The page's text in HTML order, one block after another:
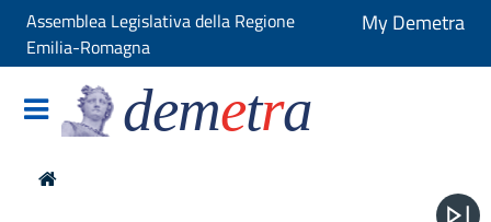
Assemblea Legislativa della Regione
Emilia-Romagna
My Demetra
demetra